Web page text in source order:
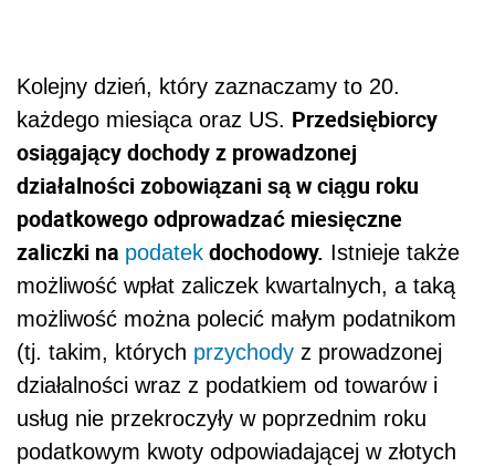
Kolejny dzień, który zaznaczamy to 20.
każdego miesiąca oraz US. Przedsiębiorcy
osiągający dochody z prowadzonej
działalności zobowiązani są w ciągu roku
podatkowego odprowadzać miesięczne
zaliczki na podatek dochodowy. Istnieje także
możliwość wpłat zaliczek kwartalnych, a taką
możliwość można polecić małym podatnikom
(tj. takim, których przychody z prowadzonej
działalności wraz z podatkiem od towarów i
usług nie przekroczyły w poprzednim roku
podatkowym kwoty odpowiadającej w złotych